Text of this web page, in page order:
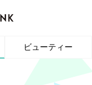
ビューティー